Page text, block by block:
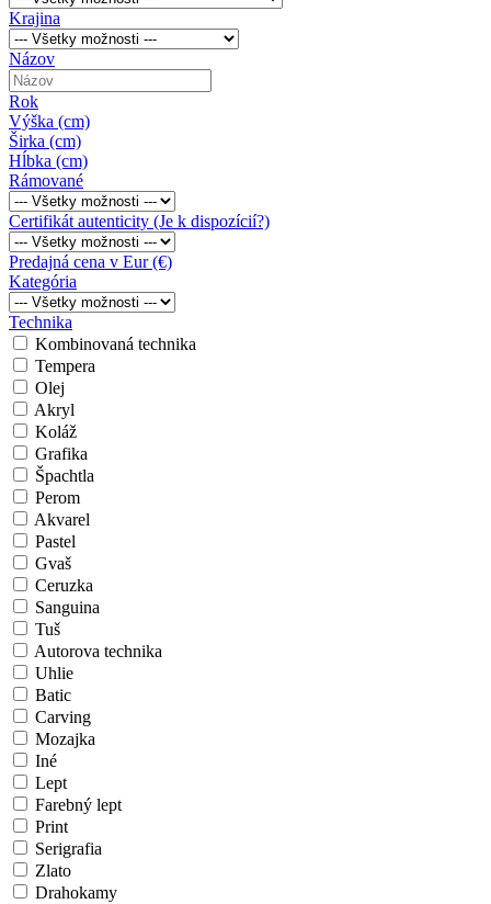
Krajina
Názov
Rok
Výška (cm)
Širka (cm)
Hĺbka (cm)
Rámované
Certifikát autenticity (Je k dispozícií?)
Predajná cena v Eur (€)
Kategória
Technika
Kombinovaná technika
Tempera
Olej
Akryl
Koláž
Grafika
Špachtla
Perom
Akvarel
Pastel
Gvaš
Ceruzka
Sanguina
Tuš
Autorova technika
Uhlie
Batic
Carving
Mozajka
Iné
Lept
Farebný lept
Print
Serigrafia
Zlato
Drahokamy